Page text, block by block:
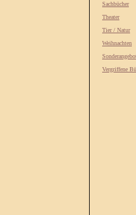
Sachbücher
Theater
Tier / Natur
Weihnachten
Vergriffene